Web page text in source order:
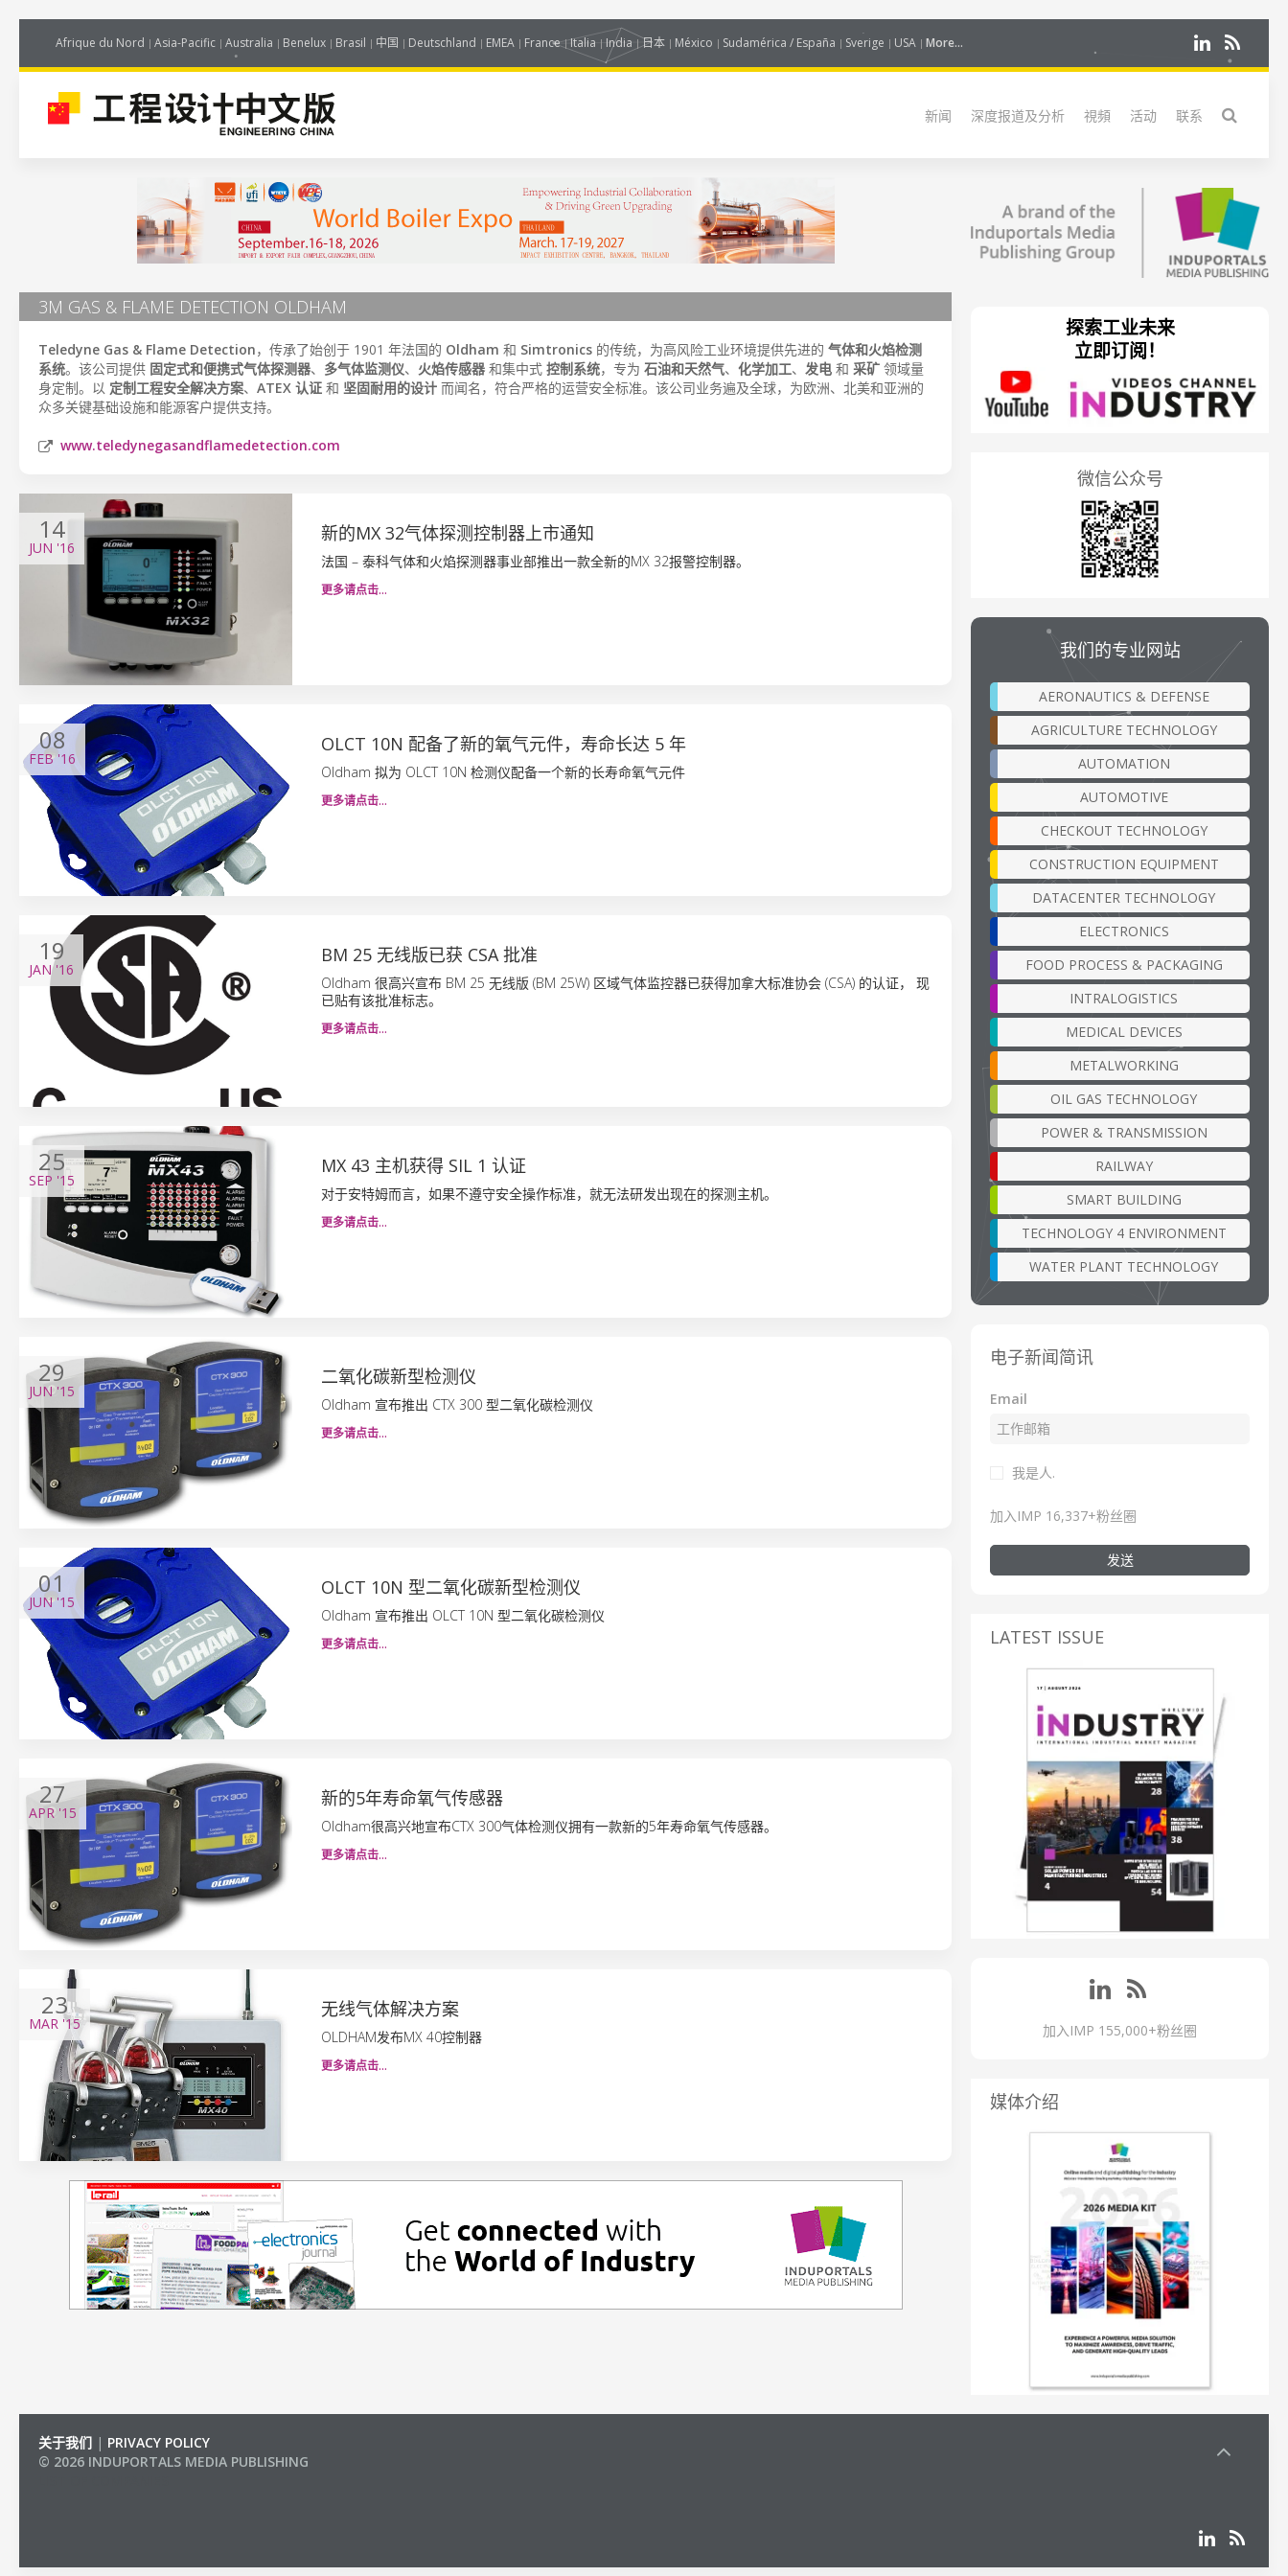
Afrique du Nord Asia-Pacific Australia Benelux Brasil 中国 Deutschland EMEA France Italia India 日本 México Sudamérica / España Sverige USA More...
新闻 深度报道及分析 視頻 活动 联系
3M GAS & FLAME DETECTION OLDHAM
Teledyne Gas & Flame Detection，传承了始创于 1901 年法国的 Oldham 和 Simtronics 的传统，为高风险工业环境提供先进的 气体和火焰检测
系统。该公司提供 固定式和便携式气体探测器、 多气体监测仪、 火焰传感器 和集中式 控制系统，专为 石油和天然气、 化学加工、 发电 和 采矿 领域量
身定制。以 定制工程安全解决方案、 ATEX 认证 和 坚固耐用的设计 而闻名，符合严格的运营安全标准。该公司业务遍及全球，为欧洲、北美和亚洲的
众多关键基础设施和能源客户提供支持。
www.teledynegasandflamedetection.com
14
JUN '16
新的MX 32气体探测控制器上市通知
法国 – 泰科气体和火焰探测器事业部推出一款全新的MX 32报警控制器。
更多请点击…
08
FEB'16
OLCT 10N 配备了新的氧气元件，寿命长达 5 年
Oldham 拟为 OLCT 10N 检测仪配备一个新的长寿命氧气元件
更多请点击…
19
JAN'16
BM 25 无线版已获 CSA 批准
Oldham 很高兴宣布 BM 25 无线版 (BM 25W) 区域气体监控器已获得加拿大标准协会 (CSA) 的认证， 现
已贴有该批准标志。
更多请点击…
25
SEP '15
MX 43 主机获得 SIL 1 认证
对于安特姆而言，如果不遵守安全操作标准，就无法研发出现在的探测主机。
更多请点击…
29
JUN'15
二氧化碳新型检测仪
Oldham 宣布推出 CTX 300 型二氧化碳检测仪
更多请点击…
01
JUN'15
OLCT 10N 型二氧化碳新型检测仪
Oldham 宣布推出 OLCT 10N 型二氧化碳检测仪
更多请点击…
27
APR'15
新的5年寿命氧气传感器
Oldham很高兴地宣布CTX 300气体检测仪拥有一款新的5年寿命氧气传感器。
更多请点击…
23
MAR '15
无线气体解决方案
OLDHAM发布MX 40控制器
更多请点击…
探索工业未来
立即订阅！
微信公众号
我们的专业网站
AERONAUTICS & DEFENSE
AGRICULTURE TECHNOLOGY
AUTOMATION
AUTOMOTIVE
CHECKOUT TECHNOLOGY
CONSTRUCTION EQUIPMENT
DATACENTER TECHNOLOGY
ELECTRONICS
FOOD PROCESS & PACKAGING
INTRALOGISTICS
MEDICAL DEVICES
METALWORKING
OIL GAS TECHNOLOGY
POWER & TRANSMISSION
RAILWAY
SMART BUILDING
TECHNOLOGY 4 ENVIRONMENT
WATER PLANT TECHNOLOGY
电子新闻简讯
Email
我是人.
加入IMP 16,337+粉丝圈
发送
LATEST ISSUE
加入IMP 155,000+粉丝圈
媒体介绍
关于我们 | PRIVACY POLICY
© 2026 INDUPORTALS MEDIA PUBLISHING